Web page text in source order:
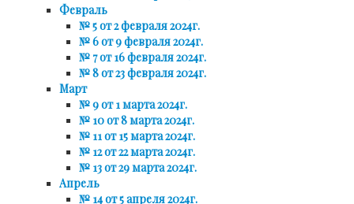
Февраль
№ 5 от 2 февраля 2024г.
№ 6 от 9 февраля 2024г.
№ 7 от 16 февраля 2024г.
№ 8 от 23 февраля 2024г.
Март
№ 9 от 1 марта 2024г.
№ 10 от 8 марта 2024г.
№ 11 от 15 марта 2024г.
№ 12 от 22 марта 2024г.
№ 13 от 29 марта 2024г.
Апрель
№ 14 от 5 апреля 2024г.